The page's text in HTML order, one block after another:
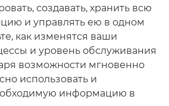
создавать, хранить всю
и управлять ею в одном
как изменятся ваши
и уровень обслуживания
возможности мгновенно
использовать и
информацию в